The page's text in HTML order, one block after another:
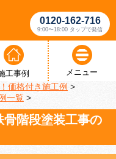
0120-162-716
9:00〜18:00 タップで発信
工事例 メニュー
価格付き施工例 >
一覧 >
階段塗装工事の